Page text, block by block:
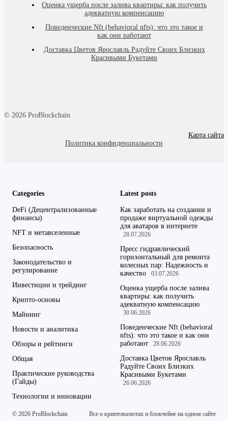
Оценка ущерба после залива квартиры: как получить
адекватную компенсацию
Поведенческие Nft (behavioral nfts): что это такое и
как они работают
Доставка Цветов Ярославль Радуйте Своих Близких
Красивыми Букетами
© 2026 ProBlockchain
Карта сайта
Политика конфиденциальности
Categories
DeFi (Децентрализованные
финансы)
NFT и метавселенные
Безопасность
Законодательство и
регулирование
Инвестиции и трейдинг
Крипто-основы
Майнинг
Новости и аналитика
Обзоры и рейтинги
Общая
Практические руководства
(Гайды)
Технологии и инновации
Latest posts
Как заработать на создании и
продаже виртуальной одежды
для аватаров в интернете
28.07.2026
Пресс гидравлический
горизонтальный для ремонта
колесных пар: Надежность и
качество
03.07.2026
Оценка ущерба после залива
квартиры: как получить
адекватную компенсацию
30.06.2026
Поведенческие Nft (behavioral
nfts): что это такое и как они
работают
28.06.2026
Доставка Цветов Ярославль
Радуйте Своих Близких
Красивыми Букетами
26.06.2026
© 2026 ProBlockchain Все о криптовалютах и блокчейне на одном сайте